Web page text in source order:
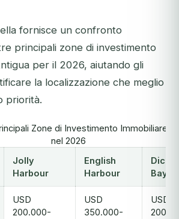
fornisce un confronto
principali zone di investimento
per il 2026, aiutando gli
la localizzazione che meglio
priorità.
Zone di Investimento Immobiliare di
nel 2026
Jolly
Harbour
English
Harbour
Bay
USD
200.000-
USD
350.000-
USD